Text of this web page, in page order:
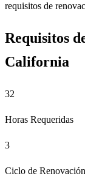
requisitos de
Requisitos
California
32
Horas Requeridas
3
Ciclo de